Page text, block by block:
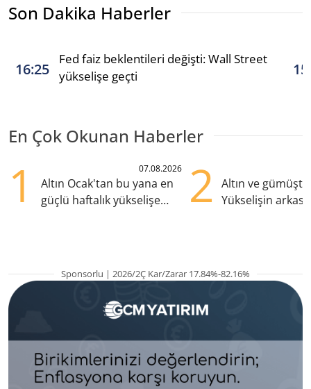
Son Dakika Haberler
16:25
Fed faiz beklentileri değişti: Wall Street
yükselişe geçti
En Çok Okunan Haberler
1 07.08.2026
Altın Ocak'tan bu yana en
güçlü haftalık yükselişe
2
Altın ve
Yükselişin
Sponsorlu | 2026/2Ç Kar/Zarar 17.84%-82.16%